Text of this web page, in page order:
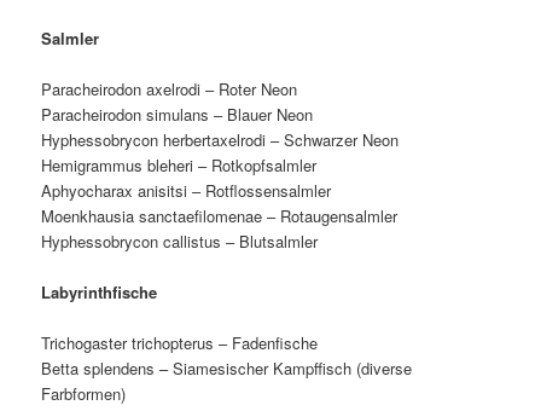
Salmler
Paracheirodon axelrodi – Roter Neon
Paracheirodon simulans – Blauer Neon
Hyphessobrycon herbertaxelrodi – Schwarzer Neon
Hemigrammus bleheri – Rotkopfsalmler
Aphyocharax anisitsi – Rotflossensalmler
Moenkhausia sanctaefilomenae – Rotaugensalmler
Hyphessobrycon callistus – Blutsalmler
Labyrinthfische
Trichogaster trichopterus – Fadenfische
Betta splendens – Siamesischer Kampffisch (diverse
Farbformen)